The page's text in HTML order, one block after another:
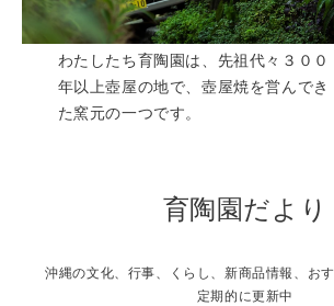
わたしたち育陶園は、先祖代々３００
年以上壺屋の地で、壺屋焼を営んでき
た窯元の一つです。
育陶園だより
沖縄の文化、行事、くらし、新商品情報、お
定期的に更新中